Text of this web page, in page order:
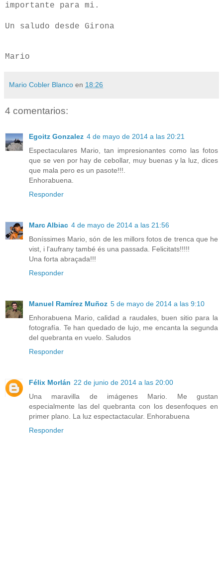
importante para mi.
Un saludo desde Girona
Mario
Mario Cobler Blanco en 18:26
4 comentarios:
Egoitz Gonzalez 4 de mayo de 2014 a las 20:21
Espectaculares Mario, tan impresionantes como las fotos
que se ven por hay de cebollar, muy buenas y la luz, dices
que mala pero es un pasote!!!.
Enhorabuena.
Responder
Marc Albiac 4 de mayo de 2014 a las 21:56
Boníssimes Mario, són de les millors fotos de trenca que he
vist, i l'aufrany també és una passada. Felicitats!!!!!
Una forta abraçada!!!
Responder
Manuel Ramírez Muñoz 5 de mayo de 2014 a las 9:10
Enhorabuena Mario, calidad a raudales, buen sitio para la
fotografía. Te han quedado de lujo, me encanta la segunda
del quebranta en vuelo. Saludos
Responder
Félix Morlán 22 de junio de 2014 a las 20:00
Una maravilla de imágenes Mario. Me gustan
especialmente las del quebranta con los desenfoques en
primer plano. La luz espectactacular. Enhorabuena
Responder